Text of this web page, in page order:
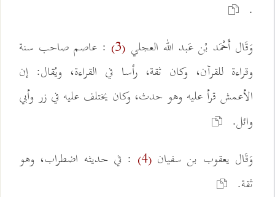
.
وَقَال أَحْمَد بْن عَبد الله العجلي (3)
: عاصم صاحب سنة
وقراءة للقرآن، وكان ثقة، رأسا في القراءة، ويُقال: إن
الأعمش قرأ عليه وهو حدث، وكان يختلف عليه في زر وأبي
وائل.
وَقَال يعقوب بن سفيان(4)
: في حديثه اضطراب، وهو
ثقة.